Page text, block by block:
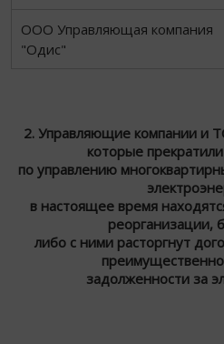
ООО Управляющая компания
"Одис"
2. Управляющие компании и
которые
по управлению
в настоящее время
реорганизации,
либо с ними расторгнут
задолженности за